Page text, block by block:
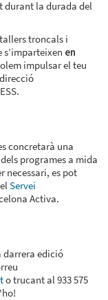
la durada del
troncals i
en
impulsar el teu
concretarà una
programes a mida
necessari, es pot
Servei
Activa.
darrera edició
o trucant al 933 575